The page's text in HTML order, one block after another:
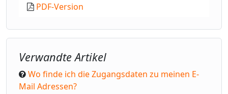
PDF-Version
Verwandte Artikel
Wo finde ich die Zugangsdaten zu meinen E-
Mail Adressen?